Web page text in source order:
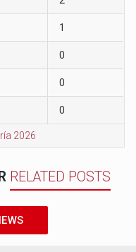
1
0
0
0
2026
RELATED POSTS